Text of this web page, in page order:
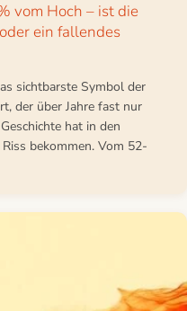
vom Hoch – ist die
ein fallendes
sichtbarste Symbol der
der über Jahre fast nur
hat in den
bekommen. Vom 52-